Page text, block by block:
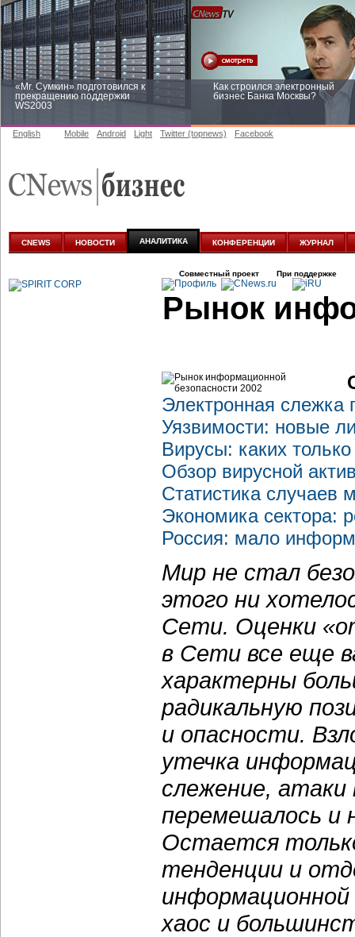
«Mr. Сумкин» подготовился к
прекращению поддержки
WS2003
Как строился электронный
бизнес Банка Москвы?
аналитике
English Mobile Android Light Twitter (topnews) Facebook
CNEWS НОВОСТИ АНАЛИТИКА КОНФЕРЕНЦИИ ЖУРНАЛ
Совместный проект При поддержке
Рынок
Электронная слежка
Уязвимости: новые
Вирусы: каких
Обзор вирусной
Статистика случаев
Экономика сектора:
Россия: мало
Мир не стал
этого ни
Сети. Оценки
в Сети все еще
характерны
радикальную
и опасности.
утечка
слежение,
перемешалось и
Остается
тенденции и
хаос и